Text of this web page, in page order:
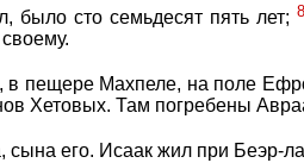
было сто семьдесят пять лет; 8
в пещере Махпеле, на поле
Хетовых. Там погребены
его. Исаак жил при Беэр-